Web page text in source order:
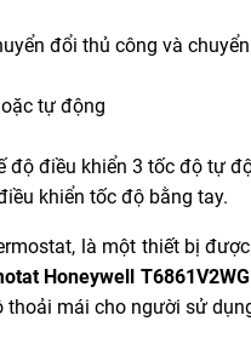
đổi thủ công và
tự động
độ điều khiển 3 tốc độ tự
khiển tốc độ bằng tay.
là một thiết bị
Honeywell T6861V2WG
thoải mái cho người sử